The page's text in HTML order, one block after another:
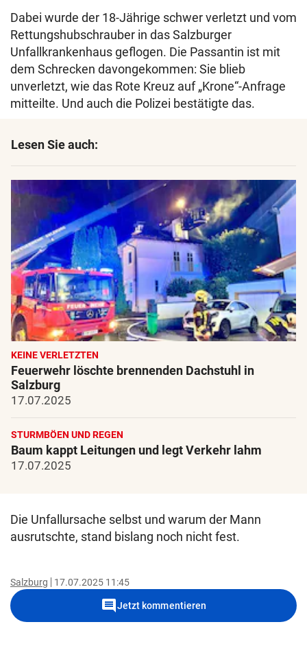
Dabei wurde der 18-Jährige schwer verletzt und vom
Rettungshubschrauber in das Salzburger
Unfallkrankenhaus geflogen. Die Passantin ist mit
dem Schrecken davongekommen: Sie blieb
unverletzt, wie das Rote Kreuz auf „Krone“-Anfrage
mitteilte. Und auch die Polizei bestätigte das.
Lesen Sie auch:
KEINE VERLETZTEN
Feuerwehr löschte brennenden Dachstuhl in
Salzburg
17.07.2025
STURMBÖEN UND REGEN
Baum kappt Leitungen und legt Verkehr lahm
17.07.2025
Die Unfallursache selbst und warum der Mann
ausrutschte, stand bislang noch nicht fest.
Salzburg 17.07.2025 11:45
commentJetzt kommentieren